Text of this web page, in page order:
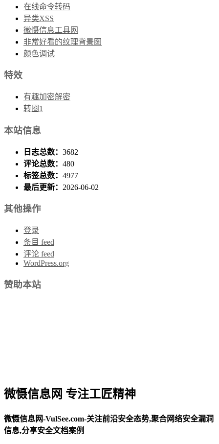
在线命令转码
异类XSS
微慑信息工具网
非常好看的纹理背景图
颜色调试
特效
有趣加密解密
转圈1
本站信息
日志总数： 3682
评论总数： 480
标签总数： 4977
最后更新： 2026-06-02
其他操作
登录
条目 feed
评论 feed
WordPress.org
赞助本站
微慑信息网 专注工匠精神
微慑信息网-VulSee.com-关注前沿安全态势,聚合网络安全漏洞
信息,分享安全文档案例